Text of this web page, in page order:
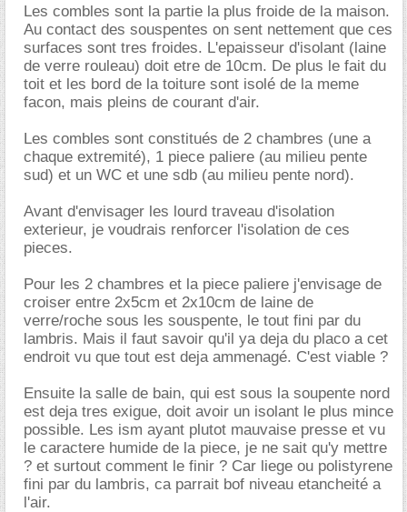
Les combles sont la partie la plus froide de la maison.
Au contact des souspentes on sent nettement que ces
surfaces sont tres froides. L'epaisseur d'isolant (laine
de verre rouleau) doit etre de 10cm. De plus le fait du
toit et les bord de la toiture sont isolé de la meme
facon, mais pleins de courant d'air.
Les combles sont constitués de 2 chambres (une a
chaque extremité), 1 piece paliere (au milieu pente
sud) et un WC et une sdb (au milieu pente nord).
Avant d'envisager les lourd traveau d'isolation
exterieur, je voudrais renforcer l'isolation de ces
pieces.
Pour les 2 chambres et la piece paliere j'envisage de
croiser entre 2x5cm et 2x10cm de laine de
verre/roche sous les souspente, le tout fini par du
lambris. Mais il faut savoir qu'il ya deja du placo a cet
endroit vu que tout est deja ammenagé. C'est viable ?
Ensuite la salle de bain, qui est sous la soupente nord
est deja tres exigue, doit avoir un isolant le plus mince
possible. Les ism ayant plutot mauvaise presse et vu
le caractere humide de la piece, je ne sait qu'y mettre
? et surtout comment le finir ? Car liege ou polistyrene
fini par du lambris, ca parrait bof niveau etancheité a
l'air.